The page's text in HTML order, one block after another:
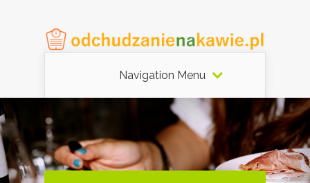
Navigation Menu